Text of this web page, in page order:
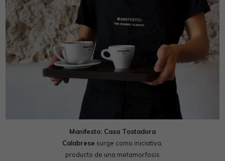
Manifesto: Casa Tostadora
Calabrese surge como iniciativa,
producto de una metamorfosis